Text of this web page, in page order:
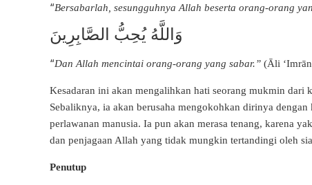
“Bersabarlah, sesungguhnya Allah beserta orang-orang
وَاللَّهُ يُحِبُّ الصَّابِرِينَ
“Dan Allah mencintai orang-orang yang sabar.” (Āli
Kesadaran ini akan mengalihkan hati seorang mukmin dari
Sebaliknya, ia akan berusaha mengokohkan dirinya
perlawanan manusia. Ia pun akan merasa tenang, karena
dan penjagaan Allah yang tidak mungkin tertandingi oleh
Penutup